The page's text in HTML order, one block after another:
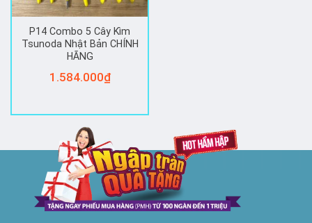
P14 Combo 5 Cây Kìm
Tsunoda Nhật Bản CHÍNH
HÃNG
1.584.000₫